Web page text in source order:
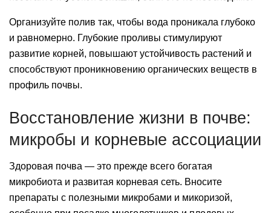
Организуйте полив так, чтобы вода проникала глубоко
и равномерно. Глубокие проливы стимулируют
развитие корней, повышают устойчивость растений и
способствуют проникновению органических веществ в
профиль почвы.
Восстановление жизни в почве:
микробы и корневые ассоциации
Здоровая почва — это прежде всего богатая
микробиота и развитая корневая сеть. Вносите
препараты с полезными микробами и микоризой,